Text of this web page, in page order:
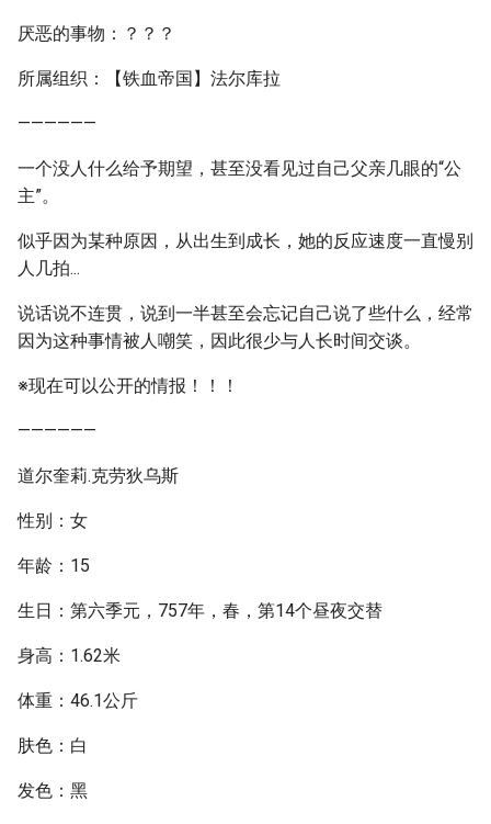
厌恶的事物：？？？
所属组织：【铁血帝国】法尔库拉
——————
一个没人什么给予期望，甚至没看见过自己父亲几眼的“公
主”。
似乎因为某种原因，从出生到成长，她的反应速度一直慢别
人几拍...
说话说不连贯，说到一半甚至会忘记自己说了些什么，经常
因为这种事情被人嘲笑，因此很少与人长时间交谈。
※现在可以公开的情报！！！
——————
道尔奎莉.克劳狄乌斯
性别：女
年龄：15
生日：第六季元，757年，春，第14个昼夜交替
身高：1.62米
体重：46.1公斤
肤色：白
发色：黑